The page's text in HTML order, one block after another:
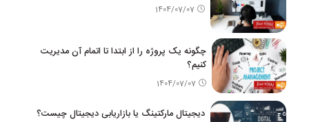
1404/07/07
چگونه یک پروژه را از ابتدا تا اتمام آن مدیریت
کنیم؟
1404/07/07
دیجیتال مارکتینگ یا بازاریابی دیجیتال چیست؟